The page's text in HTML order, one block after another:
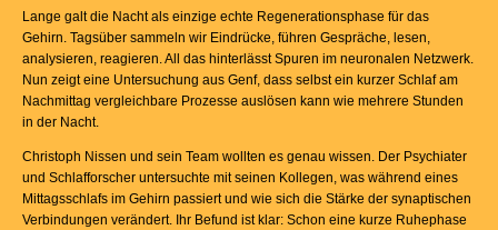
Lange galt die Nacht als einzige echte Regenerationsphase für das
Gehirn. Tagsüber sammeln wir Eindrücke, führen Gespräche, lesen,
analysieren, reagieren. All das hinterlässt Spuren im neuronalen Netzwerk.
Nun zeigt eine Untersuchung aus Genf, dass selbst ein kurzer Schlaf am
Nachmittag vergleichbare Prozesse auslösen kann wie mehrere Stunden
in der Nacht.
Christoph Nissen und sein Team wollten es genau wissen. Der Psychiater
und Schlafforscher untersuchte mit seinen Kollegen, was während eines
Mittagsschlafs im Gehirn passiert und wie sich die Stärke der synaptischen
Verbindungen verändert. Ihr Befund ist klar: Schon eine kurze Ruhephase